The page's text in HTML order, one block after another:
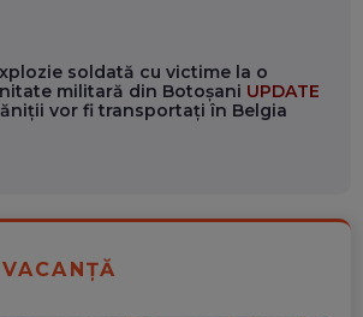
soldată cu victime la o
militară din Botoșani UPDATE
vor fi transportați în Belgia